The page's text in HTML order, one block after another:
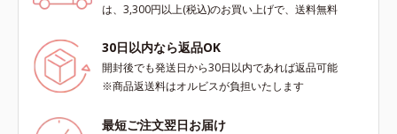
は、3,300円以上(税込)のお買い上げで、送料無料
30日以内なら返品OK
開封後でも発送日から30日以内であれば返品可能
※商品返送料はオルビスが負担いたします
最短ご注文翌日お届け